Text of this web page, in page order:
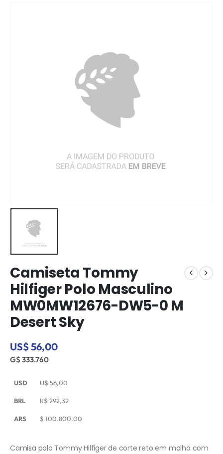
Camiseta Tommy
Hilfiger Polo Masculino
MW0MW12676-DW5-0 M
Desert Sky
US$ 56,00
G$ 333.760
USD U$ 56,00
BRL R$ 292,32
ARS $ 100.800,00
Camisa polo Tommy Hilfiger de corte reto em malha com